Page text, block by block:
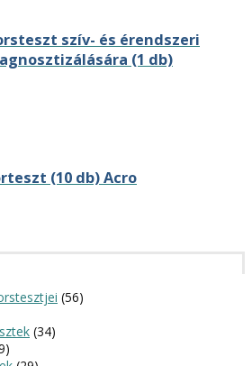
szív- és érendszeri
(1 db)
(10 db) Acro
(56)
(34)